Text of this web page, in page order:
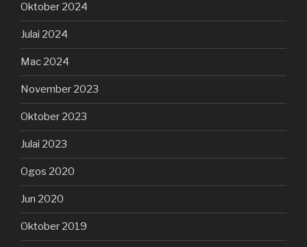
Oktober 2024
Julai 2024
Mac 2024
November 2023
Oktober 2023
Julai 2023
Ogos 2020
Jun 2020
Oktober 2019